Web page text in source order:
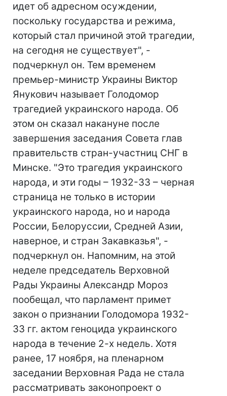
идет об адресном осуждении,
поскольку государства и режима,
который стал причиной этой трагедии,
на сегодня не существует", -
подчеркнул он. Тем временем
премьер-министр Украины Виктор
Янукович называет Голодомор
трагедией украинского народа. Об
этом он сказал накануне после
завершения заседания Совета глав
правительств стран-участниц СНГ в
Минске. "Это трагедия украинского
народа, и эти годы – 1932-33 – черная
страница не только в истории
украинского народа, но и народа
России, Белоруссии, Средней Азии,
наверное, и стран Закавказья", -
подчеркнул он. Напомним, на этой
неделе председатель Верховной
Рады Украины Александр Мороз
пообещал, что парламент примет
закон о признании Голодомора 1932-
33 гг. актом геноцида украинского
народа в течение 2-х недель. Хотя
ранее, 17 ноября, на пленарном
заседании Верховная Рада не стала
рассматривать законопроект о